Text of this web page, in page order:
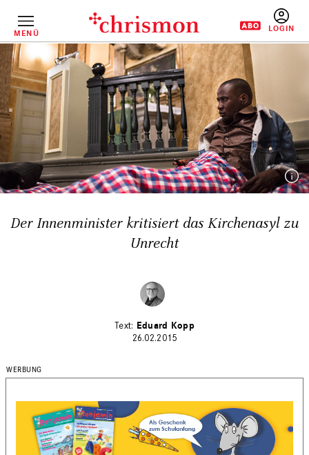
InhaltMENÜ
Der Innenminister kritisiert das Kirchenasyl zu
Unrecht
Eduard Kopp
26.02.2015